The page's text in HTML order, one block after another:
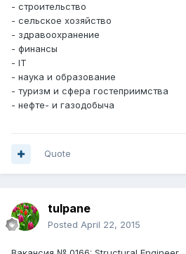
- строительство
- сельское хозяйство
- здравоохранение
- финансы
- IT
- наука и образование
- туризм и сфера гостеприимства
- нефте- и газодобыча
Quote
tulpane
Posted April 22, 2015